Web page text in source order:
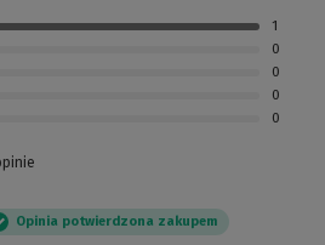
1
0
0
0
0
Opinia potwierdzona zakupem